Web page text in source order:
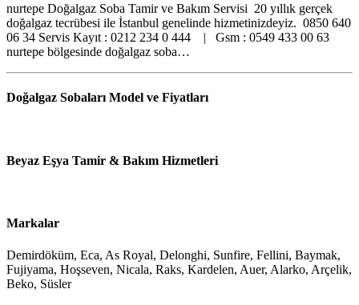
nurtepe Doğalgaz Soba Tamir ve Bakım Servisi 20 yıllık gerçek
doğalgaz tecrübesi ile İstanbul genelinde hizmetinizdeyiz. 0850 640
06 34 Servis Kayıt : 0212 234 0 444 | Gsm : 0549 433 00 63
nurtepe bölgesinde doğalgaz soba…
Doğalgaz Sobaları Model ve Fiyatları
Beyaz Eşya Tamir & Bakım Hizmetleri
Markalar
Demirdöküm, Eca, As Royal, Delonghi, Sunfire, Fellini, Baymak,
Fujiyama, Hoşseven, Nicala, Raks, Kardelen, Auer, Alarko, Arçelik,
Beko, Süsler